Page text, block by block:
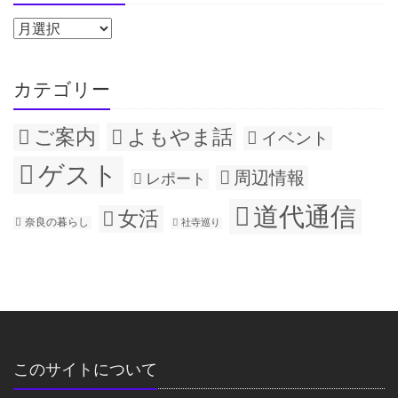
カテゴリー
ご案内 よもやま話 イベント
ゲスト レポート 周辺情報
奈良の暮らし 女活 社寺巡り 道代通信
このサイトについて